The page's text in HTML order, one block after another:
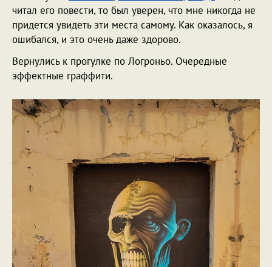
читал его повести, то был уверен, что мне никогда не
придется увидеть эти места самому. Как оказалось, я
ошибался, и это очень даже здорово.
Вернулись к прогулке по Логроньо. Очередные
эффектные граффити.